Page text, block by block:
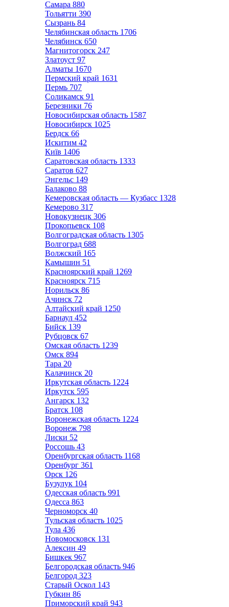
Самара 880
Тольятти 390
Сызрань 84
Челябинская область 1706
Челябинск 650
Магнитогорск 247
Златоуст 97
Алматы 1670
Пермский край 1631
Пермь 707
Соликамск 91
Березники 76
Новосибирская область 1587
Новосибирск 1025
Бердск 66
Искитим 42
Київ 1406
Саратовская область 1333
Саратов 627
Энгельс 149
Балаково 88
Кемеровская область — Кузбасс 1328
Кемерово 317
Новокузнецк 306
Прокопьевск 108
Волгоградская область 1305
Волгоград 688
Волжский 165
Камышин 51
Красноярский край 1269
Красноярск 715
Норильск 86
Ачинск 72
Алтайский край 1250
Барнаул 452
Бийск 139
Рубцовск 67
Омская область 1239
Омск 894
Тара 20
Калачинск 20
Иркутская область 1224
Иркутск 595
Ангарск 132
Братск 108
Воронежская область 1224
Воронеж 798
Лиски 52
Россошь 43
Оренбургская область 1168
Оренбург 361
Орск 126
Бузулук 104
Одесская область 991
Одесса 863
Черноморск 40
Тульская область 1025
Тула 436
Новомосковск 131
Алексин 49
Бишкек 967
Белгородская область 946
Белгород 323
Старый Оскол 143
Губкин 86
Приморский край 943